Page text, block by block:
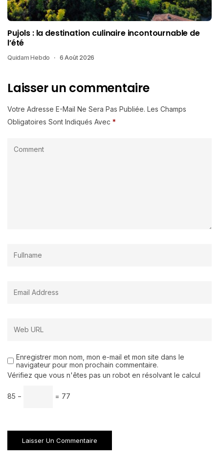
Pujols : la destination culinaire incontournable de
l’été
Quidam Hebdo 6 Août 2026
Laisser un commentaire
Votre Adresse E-Mail Ne Sera Pas Publiée. Les Champs
Obligatoires Sont Indiqués Avec *
Enregistrer mon nom, mon e-mail et mon site dans le
navigateur pour mon prochain commentaire.
Vérifiez que vous n'êtes pas un robot en résolvant le calcul
85 − = 77